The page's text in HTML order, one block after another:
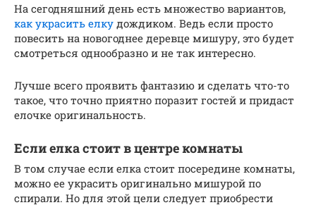
На сегодняшний день есть множество вариантов,
как украсить елку дождиком. Ведь если просто
повесить на новогоднее деревце мишуру, это будет
смотреться однообразно и не так интересно.
Лучше всего проявить фантазию и сделать что-то
такое, что точно приятно поразит гостей и придаст
елочке оригинальность.
Если елка стоит в центре комнаты
В том случае если елка стоит посередине комнаты,
можно ее украсить оригинально мишурой по
спирали. Но для этой цели следует приобрести